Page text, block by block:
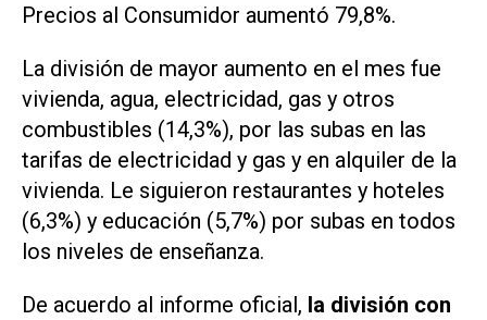
Precios al Consumidor aumentó 79,8%.
La división de mayor aumento en el mes fue
vivienda, agua, electricidad, gas y otros
combustibles (14,3%), por las subas en las
tarifas de electricidad y gas y en alquiler de la
vivienda. Le siguieron restaurantes y hoteles
(6,3%) y educación (5,7%) por subas en todos
los niveles de enseñanza.
De acuerdo al informe oficial, la división con